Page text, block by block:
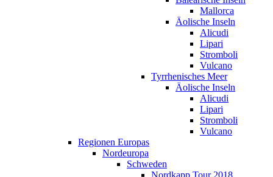
Mallorca
Äolische Inseln
Alicudi
Lipari
Stromboli
Vulcano
Tyrrhenisches Meer
Äolische Inseln
Alicudi
Lipari
Stromboli
Vulcano
Regionen Europas
Nordeuropa
Schweden
Nordkapp Tour 2018